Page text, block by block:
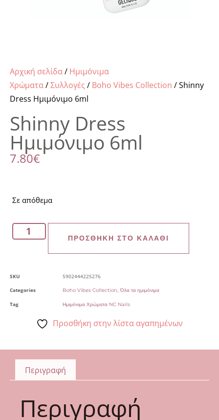
Αρχική σελίδα/ Ημιμόνιμα
Χρώματα/Συλλογές / Boho Vibes Collection / Shinny
Dress Ημιμόνιμο 6ml
Shinny Dress
Ημιμόνιμο 6ml
7.80€
Σε απόθεμα
ΠΡΟΣΘΉΚΗ ΣΤΟ ΚΑΛΆΘΙ
SKU
5902444225276
Categories
Boho Vibes Collection,Όλα τα ημιμόνιμα
Tag Ημιμόνιμα Χρώματα NC Nails
Προσθήκη στην λίστα αγαπημένων
Περιγραφή
Περιγραφή